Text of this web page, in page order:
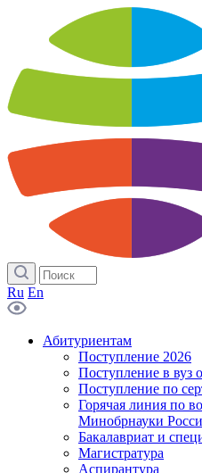
Ru En
Абитуриентам
Поступление 2026
Поступление в вуз
Поступление по
Горячая линия по
Минобрнауки
Бакалавриат и
Магистратура
Аспирантура